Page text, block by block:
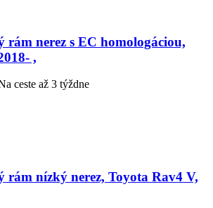
rám nerez s EC homologáciou,
,
ceste až 3 týždne
rám nízký nerez, Toyota Rav4 V,